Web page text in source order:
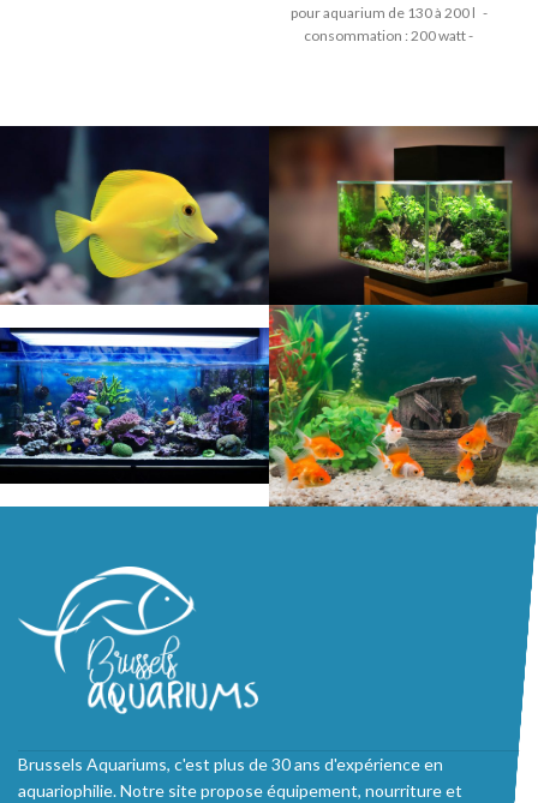
pour aquarium de 130 à 200 l -
consommation : 200 watt -
Brussels Aquariums, c'est plus de 30 ans d'expérience en
aquariophilie. Notre site propose équipement, nourriture et